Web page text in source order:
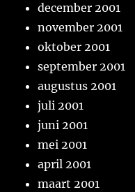
december 2001
november 2001
oktober 2001
september 2001
augustus 2001
juli 2001
juni 2001
mei 2001
april 2001
maart 2001